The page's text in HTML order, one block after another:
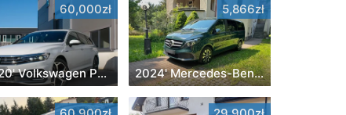
60,000zł
2020' Volkswagen Passat
5,866zł
2024' Mercedes-Benz Klasa V